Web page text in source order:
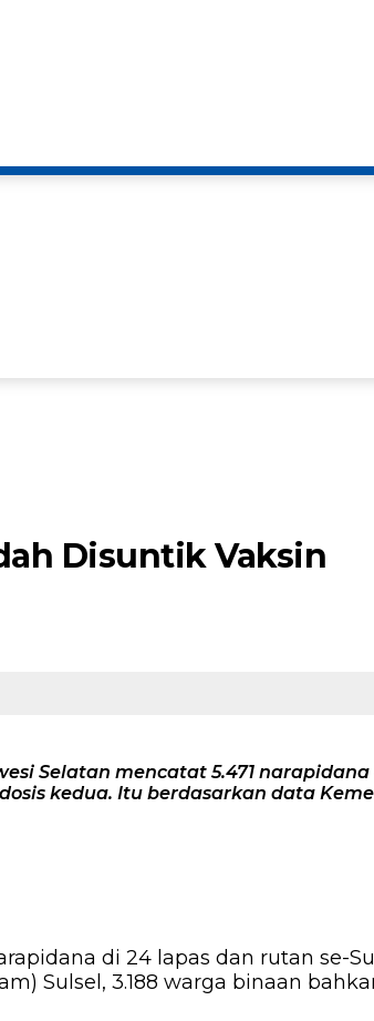
Disuntik Vaksin
Selatan mencatat 5.471
kedua. Itu berdasarkan data
di 24 lapas dan rutan se-
Sulsel, 3.188 warga binaan